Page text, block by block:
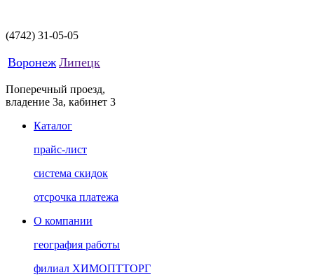
(4742) 31-05-05
Воронеж Липецк
Поперечный проезд,
владение 3а, кабинет 3
Каталог
прайс-лист
система скидок
отсрочка платежа
О компании
география работы
филиал ХИМОПТТОРГ